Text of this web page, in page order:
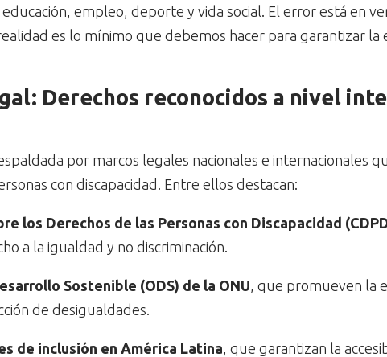
empleo, deporte y vida social. El error está en
es lo mínimo que debemos hacer para garantizar la
Derechos reconocidos a nivel
por marcos legales nacionales e internacionales
con discapacidad. Entre ellos destacan:
los Derechos de las Personas con Discapacidad
a la igualdad y no discriminación.
Sostenible (ODS) de la ONU, que promueven la
de desigualdades.
de inclusión en América Latina, que garantizan la